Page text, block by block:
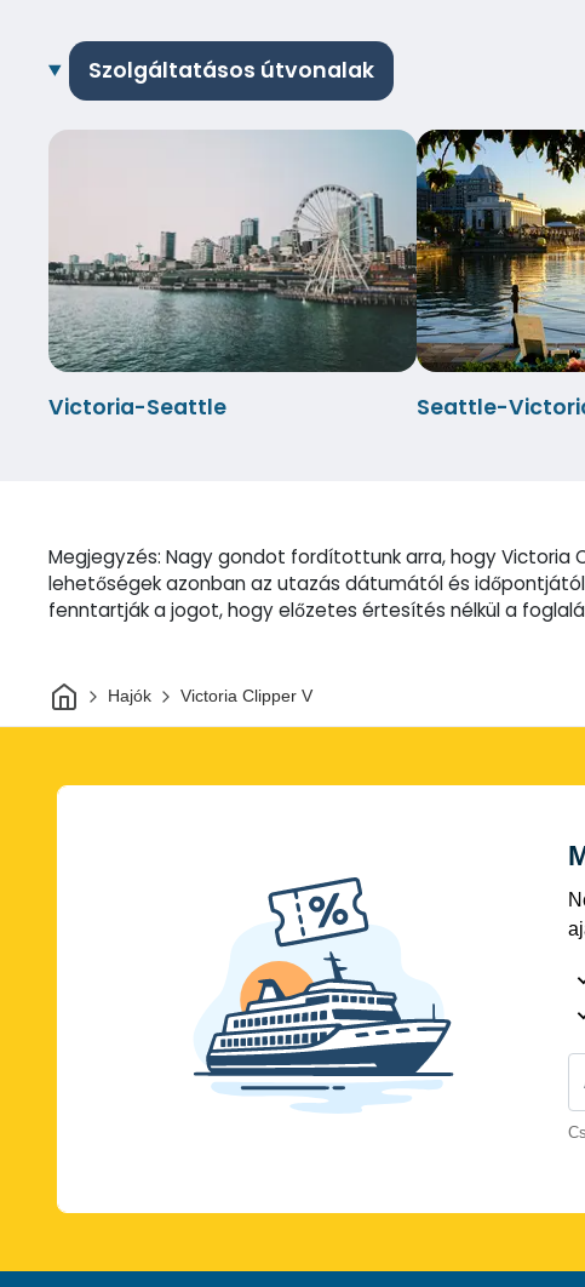
Szolgáltatásos útvonalak
Victoria-Seattle Seattle-
Megjegyzés: Nagy gondot fordítottunk arra, hogy
lehetőségek azonban az utazás dátumától és
fenntartják a jogot, hogy előzetes értesítés nélkül a
OtthonHajók Victoria Clipper V